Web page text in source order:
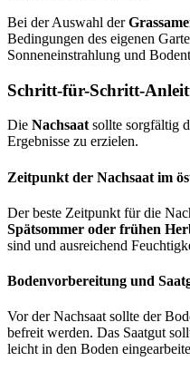
Bei der Auswahl der
Bedingungen des eigenen
Sonneneinstrahlung und
Schritt-für-Schritt-
Die Nachsaatsollte sorgfältig
Ergebnisse zu erzielen.
Zeitpunkt der Nachsaat im
Der beste Zeitpunkt für die
Spätsommer oder frühen
sind und ausreichend
Bodenvorbereitung und
Vor der Nachsaat sollte der
befreit werden. Das Saatgut
leicht in den Boden